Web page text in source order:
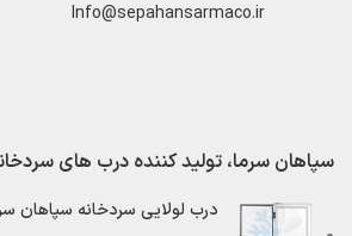
Info@sepahansarmaco.ir
سپاهان سرما، تولید کننده درب های
درب لولایی سردخانه سپاهان